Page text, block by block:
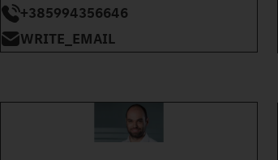
+385994356646
WRITE_EMAIL